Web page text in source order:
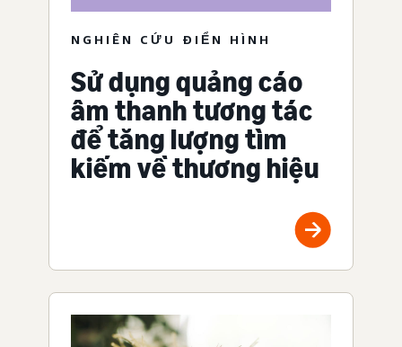
NGHIÊN CỨU ĐIỂN HÌNH
Sử dụng quảng cáo
âm thanh tương tác
để tăng lượng tìm
kiếm về thương hiệu